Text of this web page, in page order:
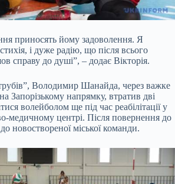
приносять йому задоволення. Я
і дуже радію, що після всього
справу до душі”, – додає Вікторія.
Володимир Шанайда, через важке
Запорізькому напрямку, втратив дві
волейболом ще під час реабілітації у
медичному центрі. Після повернення до
новоствореної міської команди.